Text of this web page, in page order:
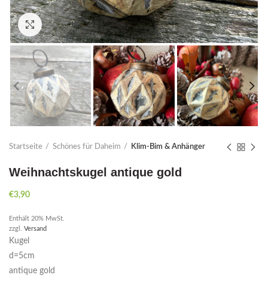
Click to enlarge
Startseite Schönes für Daheim Klim-Bim & Anhänger
Weihnachtskugel antique gold
€3,90
Enthält 20% MwSt.
zzgl. Versand
Kugel
d=5cm
antique gold